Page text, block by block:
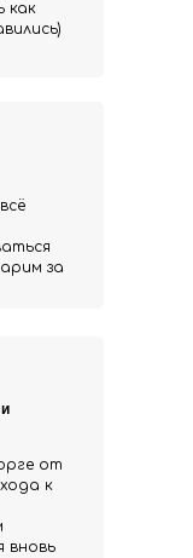
от
к
вновь
за
как